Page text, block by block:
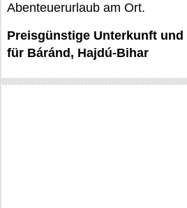
Abenteuerurlaub am Ort.
Preisgünstige Unterkunft
für Báránd, Hajdú-Bihar